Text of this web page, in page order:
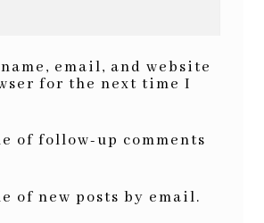
name, email, and website
for the next time I
of follow-up comments
of new posts by email.